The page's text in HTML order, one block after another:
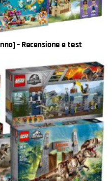
– Recensione e test